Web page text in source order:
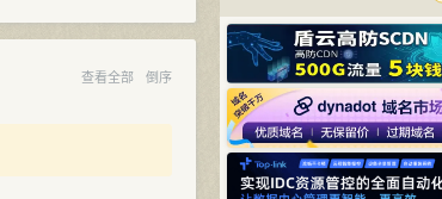
查看全部 倒序